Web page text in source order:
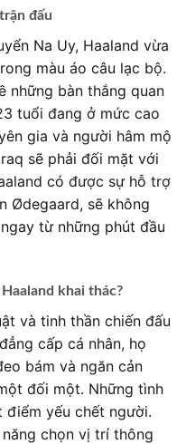
đấu
Na Uy, Haaland vừa
màu áo câu lạc bộ.
những bàn thắng quan
tuổi đang ở mức cao
gia và người hâm mộ
sẽ phải đối mặt với
có được sự hỗ trợ
Ødegaard, sẽ không
từ những phút đầu
khai thác?
và tinh thần chiến đấu
cấp cá nhân, họ
bám và ngăn cản
đối một. Những tình
điểm yếu chết người.
chọn vị trí thông